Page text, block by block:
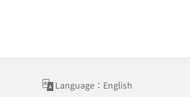
Language：English